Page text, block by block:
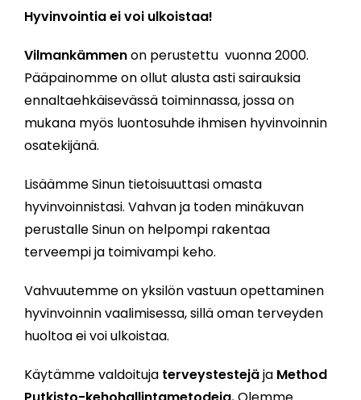
Hyvinvointia ei voi ulkoistaa!
Vilmankämmenon perustettu vuonna 2000.
Pääpainomme on ollut alusta asti sairauksia
ennaltaehkäisevässä toiminnassa, jossa on
mukana myös luontosuhde ihmisen hyvinvoinnin
osatekijänä.
Lisäämme Sinun tietoisuuttasi omasta
hyvinvoinnistasi. Vahvan ja toden minäkuvan
perustalle Sinun on helpompi rakentaa
terveempi ja toimivampi keho.
Vahvuutemme on yksilön vastuun opettaminen
hyvinvoinnin vaalimisessa, sillä oman terveyden
huoltoa ei voi ulkoistaa.
Käytämme valdoituja terveystestejäja Method